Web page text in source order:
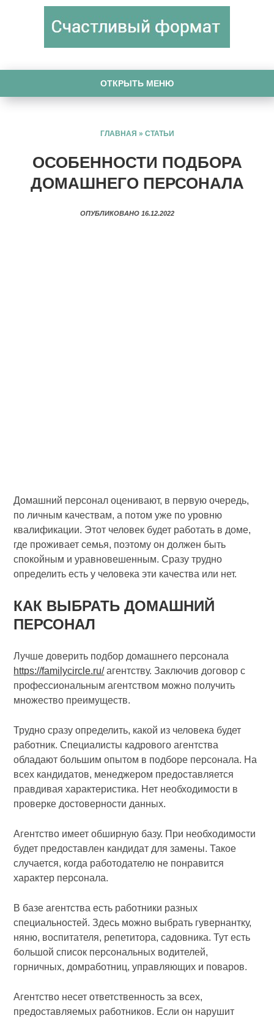
ОТКРЫТЬ МЕНЮ
ГЛАВНАЯ » СТАТЬИ
ОСОБЕННОСТИ ПОДБОРА
ДОМАШНЕГО ПЕРСОНАЛА
ОПУБЛИКОВАНО 16.12.2022
Домашний персонал оценивают, в первую очередь,
по личным качествам, а потом уже по уровню
квалификации. Этот человек будет работать в доме,
где проживает семья, поэтому он должен быть
спокойным и уравновешенным. Сразу трудно
определить есть у человека эти качества или нет.
КАК ВЫБРАТЬ ДОМАШНИЙ
ПЕРСОНАЛ
Лучше доверить подбор домашнего персонала
https://familycircle.ru/агентству. Заключив договор с
профессиональным агентством можно получить
множество преимуществ.
Трудно сразу определить, какой из человека будет
работник. Специалисты кадрового агентства
обладают большим опытом в подборе персонала. На
всех кандидатов, менеджером предоставляется
правдивая характеристика. Нет необходимости в
проверке достоверности данных.
Агентство имеет обширную базу. При необходимости
будет предоставлен кандидат для замены. Такое
случается, когда работодателю не понравится
характер персонала.
В базе агентства есть работники разных
специальностей. Здесь можно выбрать гувернантку,
няню, воспитателя, репетитора, садовника. Тут есть
большой список персональных водителей,
горничных, домработниц, управляющих и поваров.
Агентство несет ответственность за всех,
предоставляемых работников. Если он нарушит